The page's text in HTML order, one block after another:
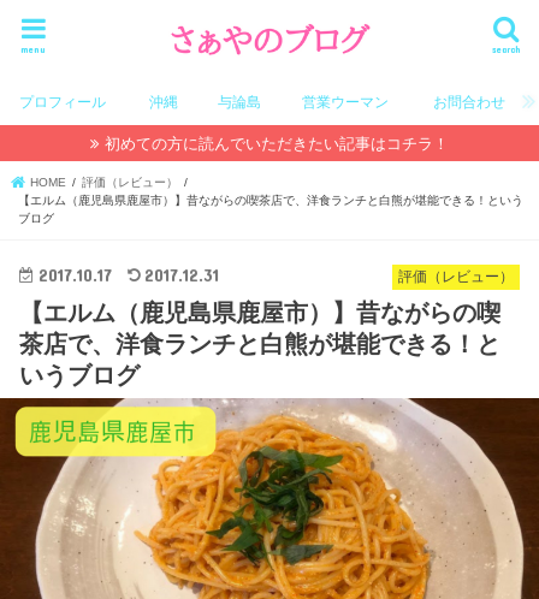
search
menu
プロフィール 沖縄 与論島 営業ウーマン お問合わせ
初めての方に読んでいただきたい記事はコチラ！
HOME
評価（レビュー）
【エルム（鹿児島県鹿屋市）】昔ながらの喫茶店で、洋食ランチと白熊が堪能できる！という
ブログ
評価（レビュー）
2017.10.17 2017.12.31
【エルム（鹿児島県鹿屋市）】昔ながらの喫
茶店で、洋食ランチと白熊が堪能できる！と
いうブログ